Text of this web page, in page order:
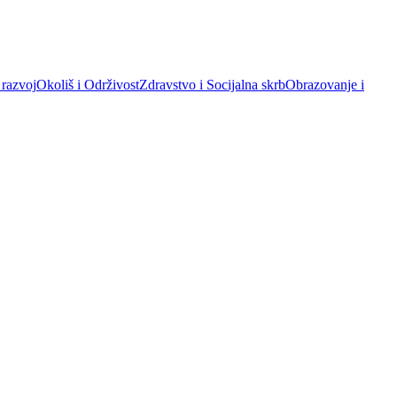
Okoliš i OdrživostZdravstvo i Socijalna skrbObrazovanje i